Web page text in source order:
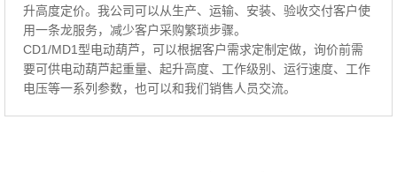
升高度定价。我公司可以从生产、运输、安装、验收交付客户使
用一条龙服务，减少客户采购繁琐步骤。
CD1/MD1型电动葫芦，可以根据客户需求定制定做，询价前需
要可供电动葫芦起重量、起升高度、工作级别、运行速度、工作
电压等一系列参数，也可以和我们销售人员交流。